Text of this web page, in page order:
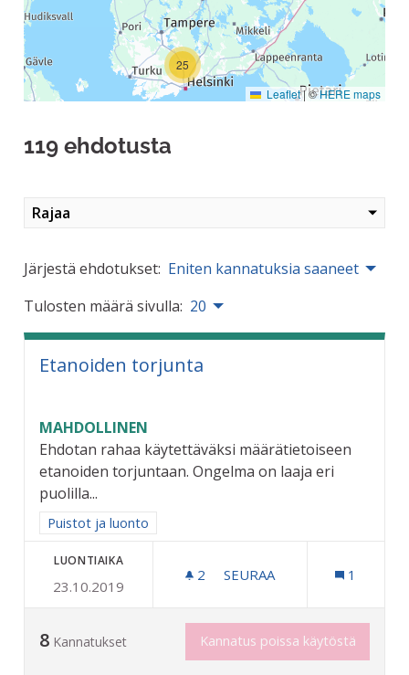
25
Leaflet|©HERE maps
119 ehdotusta
Rajaa
Järjestä ehdotukset: Eniten kannatuksia saaneet
Tulosten määrä sivulla: 20
Etanoiden torjunta
MAHDOLLINEN
Ehdotan rahaa käytettäväksi määrätietoiseen
etanoiden torjuntaan. Ongelma on laaja eri
puolilla...
Rajaa tulokset aihepiirin mukaan: Puistot ja luonto
Puistot ja luonto
LUONTIAIKA
23.10.2019
2 2 SEURAAJAA
SEURAA 1
8 Kannatukset Kannatus poissa käytöstä